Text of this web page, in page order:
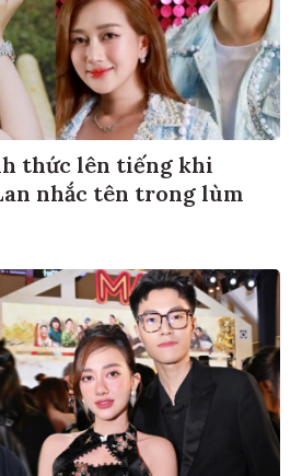
thức lên tiếng khi
nhắc tên trong lùm